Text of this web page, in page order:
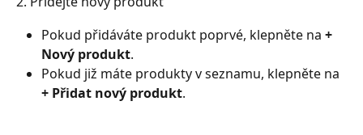
Pokud přidáváte produkt poprvé, klepněte na +
Nový produkt.
Pokud již máte produkty v seznamu, klepněte na
+ Přidat nový produkt.